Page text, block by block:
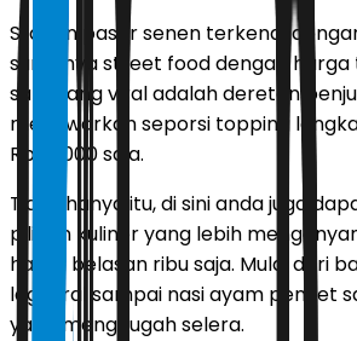
Stasiun pasar senen terkenal
surganya street food dengan harga
satu yang viral adalah deretan
menawarkan seporsi topping
Rp 10.000 saja.
Tidak hanya itu, di sini anda juga
pilihan kuliner yang lebih
harga belasan ribu saja. Mulai dari
lagi viral sampai nasi ayam penyet
yang menggugah selera.